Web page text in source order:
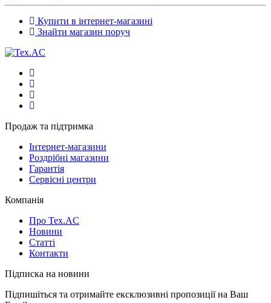
Купити в інтернет-магазині
Знайти магазин поруч
Продаж та підтримка
Інтернет-магазини
Роздрібні магазини
Гарантія
Сервісні центри
Компанія
Про Tex.AC
Новини
Статті
Контакти
Підписка на новини
Підпишіться та отримайте ексклюзивні пропозиції на Ваш